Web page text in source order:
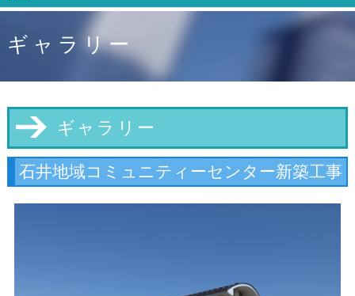
ギャラリー
ギャラリー
石井地域コミュニティーセンター新築工事